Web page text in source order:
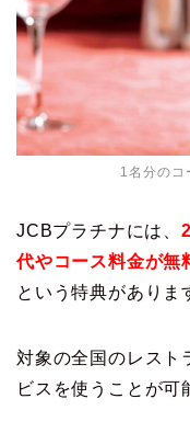
1名分のコ
JCBプラチナには、
代やコース料金が無
という特典がありま
対象の全国のレスト
ビスを使うことが可